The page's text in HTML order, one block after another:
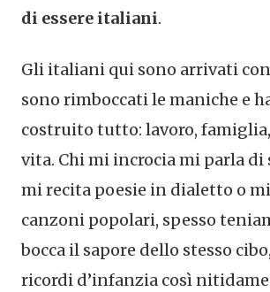
di essere italiani.
Gli italiani qui sono arrivati
sono rimboccati le maniche e
costruito tutto: lavoro,
vita. Chi mi incrocia mi parla di
mi recita poesie in dialetto o
canzoni popolari, spesso
bocca il sapore dello stesso
ricordi d’infanzia così